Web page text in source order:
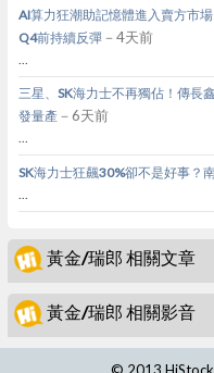
AI算力狂潮助記憶體進入賣方市
Q4前持續反彈－4天前
...
三星、SK海力士不再獨佔！傳長
發量產－6天前
...
SK海力士狂飆30%卻不是好事？
...
黃金/瑞郎 相關文章
黃金/瑞郎 相關影音